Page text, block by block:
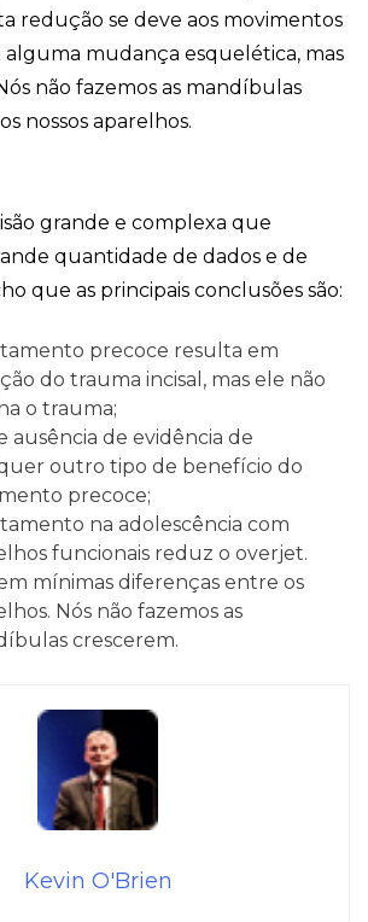
redução se deve aos movimentos
alguma mudança esquelética, mas
não fazemos as mandíbulas
nossos aparelhos.
grande e complexa que
quantidade de dados e de
que as principais conclusões são:
precoce resulta em
do trauma incisal, mas ele não
o trauma;
ausência de evidência de
outro tipo de benefício do
precoce;
na adolescência com
funcionais reduz o overjet.
mínimas diferenças entre os
Nós não fazemos as
crescerem.
Kevin O'Brien